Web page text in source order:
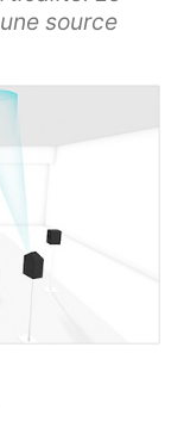
source